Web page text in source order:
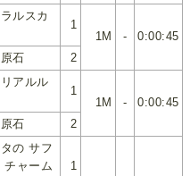
ルスカ
1
1M
-
0:00:45
石
2
アルル
1
1M
-
0:00:45
石
2
の サフ
チャーム
1